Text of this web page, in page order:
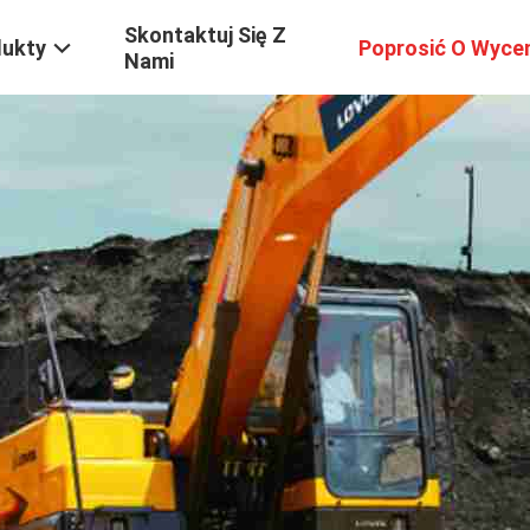
Skontaktuj Się Z
Nami
Poprosić O